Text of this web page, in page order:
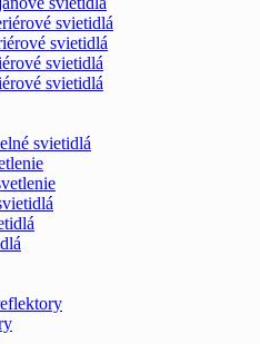
svietidlá
svietidlá
svietidlá
svietidlá
svietidlá